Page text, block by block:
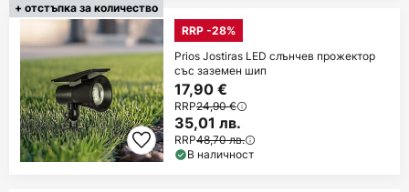
+ отстъпка за количество
RRP -28%
Prios Jostiras LED слънчев прожектор
със заземен шип
17,90 €
RRP24,90 €
35,01 лв.
RRP48,70 лв.
В наличност